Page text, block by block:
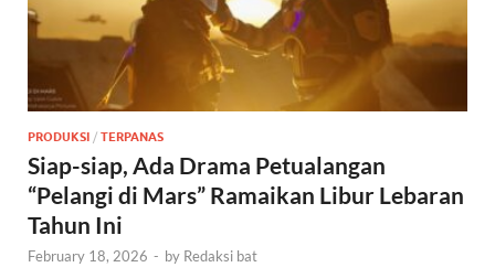
PRODUKSI / TERPANAS
Siap-siap, Ada Drama Petualangan
“Pelangi di Mars” Ramaikan Libur Lebaran
Tahun Ini
February 18, 2026 - by Redaksi bat